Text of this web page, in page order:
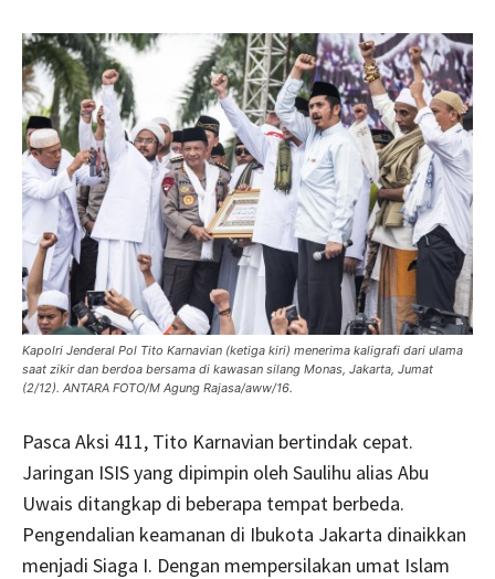
Kapolri Jenderal Pol Tito Karnavian (ketiga kiri) menerima kaligrafi dari ulama
saat zikir dan berdoa bersama di kawasan silang Monas, Jakarta, Jumat
(2/12). ANTARA FOTO/M Agung Rajasa/aww/16.
Pasca Aksi 411, Tito Karnavian bertindak cepat.
Jaringan ISIS yang dipimpin oleh Saulihu alias Abu
Uwais ditangkap di beberapa tempat berbeda.
Pengendalian keamanan di Ibukota Jakarta dinaikkan
menjadi Siaga I. Dengan mempersilakan umat Islam